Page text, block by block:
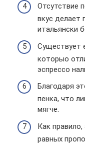
Отсутствие
вкус делает
итальянски
Существует
которыо
эспрессо
Благодаря
пенка, что
мягче.
Как
равных